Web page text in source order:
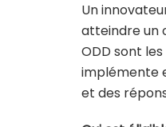
Un
atteindre un
ODD sont
implémente
et des